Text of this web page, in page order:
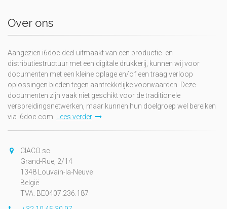
Over ons
Aangezien i6doc deel uitmaakt van een productie- en
distributiestructuur met een digitale drukkerij, kunnen wij voor
documenten met een kleine oplage en/of een traag verloop
oplossingen bieden tegen aantrekkelijke voorwaarden. Deze
documenten zijn vaak niet geschikt voor de traditionele
verspreidingsnetwerken, maar kunnen hun doelgroep wel bereiken
via i6doc.com. Lees verder
CIACO sc
Grand-Rue, 2/14
1348 Louvain-la-Neuve
België
TVA: BE0407.236.187